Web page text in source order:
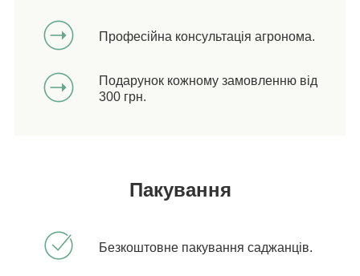
Професійна консультація агронома.
Подарунок кожному замовленню від
300 грн.
Пакування
Безкоштовне пакування саджанців.